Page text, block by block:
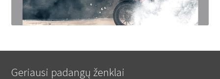
Geriausi padangų ženklai